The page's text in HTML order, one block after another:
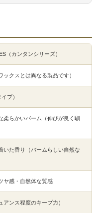
（カンタンシリーズ）
ックスとは異なる製品です）
プ）
柔らかいバーム（伸びが良く馴
いた香り（バームらしい自然な
ヤ感・自然体な質感
アンス程度のキープ力）